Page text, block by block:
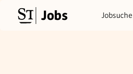
Jobs Jobsuche